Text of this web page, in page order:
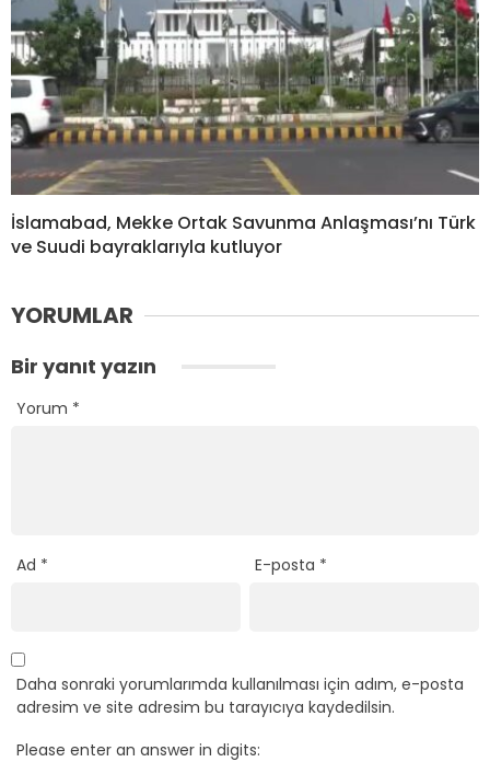
İslamabad, Mekke Ortak Savunma Anlaşması’nı Türk
ve Suudi bayraklarıyla kutluyor
YORUMLAR
Bir yanıt yazın
Yorum *
Ad * E-posta *
Daha sonraki yorumlarımda kullanılması için adım, e-posta
adresim ve site adresim bu tarayıcıya kaydedilsin.
Please enter an answer in digits: